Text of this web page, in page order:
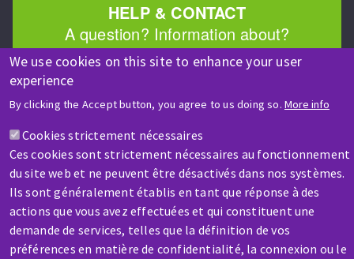
We use cookies on this site to enhance your user
experience
By clicking the Accept button, you agree to us doing so. More info
Cookies strictement nécessaires
Ces cookies sont strictement nécessaires au fonctionnement
du site web et ne peuvent être désactivés dans nos systèmes.
Ils sont généralement établis en tant que réponse à des
actions que vous avez effectuées et qui constituent une
demande de services, telles que la définition de vos
préférences en matière de confidentialité, la connexion ou le
HELP & CONTACT
A question? Information about?
SERVICE / REPAIR
A broken machine? Out of order?